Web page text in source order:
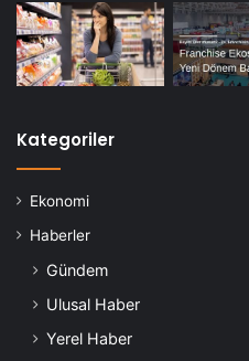
Kategoriler
Ekonomi
Haberler
Gündem
Ulusal Haber
Yerel Haber